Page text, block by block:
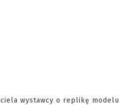
wystawcy o replikę modelu